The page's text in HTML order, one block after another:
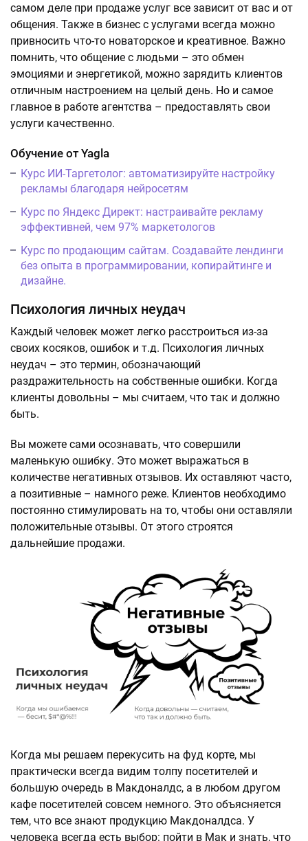
самом деле при продаже услуг все зависит от вас и от
общения. Также в бизнес с услугами всегда можно
привносить что-то новаторское и креативное. Важно
помнить, что общение с людьми – это обмен
эмоциями и энергетикой, можно зарядить клиентов
отличным настроением на целый день. Но и самое
главное в работе агентства – предоставлять свои
услуги качественно.
Обучение от Yagla
Курс ИИ-Таргетолог: автоматизируйте настройку
рекламы благодаря нейросетям
Курс по Яндекс Директ: настраивайте рекламу
эффективней, чем 97% маркетологов
Курс по продающим сайтам. Создавайте лендинги
без опыта в программировании, копирайтинге и
дизайне.
Психология личных неудач
Каждый человек может легко расстроиться из-за
своих косяков, ошибок и т.д. Психология личных
неудач – это термин, обозначающий
раздражительность на собственные ошибки. Когда
клиенты довольны – мы считаем, что так и должно
быть.
Вы можете сами осознавать, что совершили
маленькую ошибку. Это может выражаться в
количестве негативных отзывов. Их оставляют часто,
а позитивные – намного реже. Клиентов необходимо
постоянно стимулировать на то, чтобы они оставляли
положительные отзывы. От этого строятся
дальнейшие продажи.
Когда мы решаем перекусить на фуд корте, мы
практически всегда видим толпу посетителей и
большую очередь в Макдоналдс, а в любом другом
кафе посетителей совсем немного. Это объясняется
тем, что все знают продукцию Макдоналдса. У
человека всегда есть выбор: пойти в Мак и знать, что